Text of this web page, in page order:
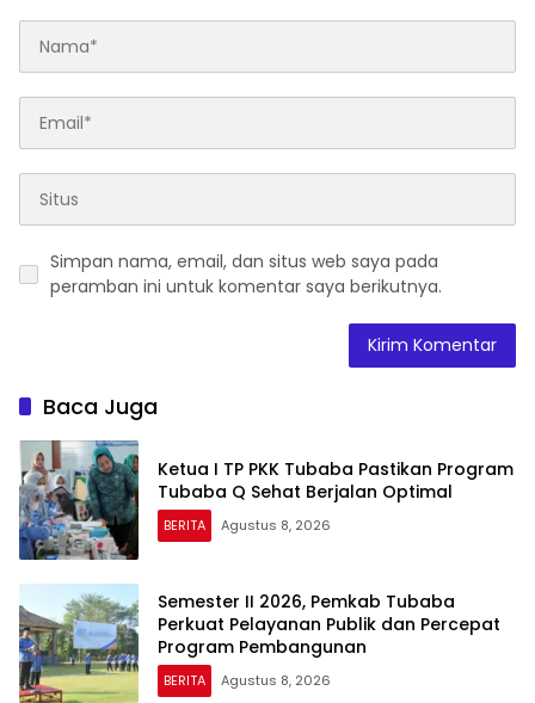
Simpan nama, email, dan situs web saya pada
peramban ini untuk komentar saya berikutnya.
Baca Juga
Ketua I TP PKK Tubaba Pastikan Program
Tubaba Q Sehat Berjalan Optimal
BERITA Agustus 8, 2026
Semester II 2026, Pemkab Tubaba
Perkuat Pelayanan Publik dan Percepat
Program Pembangunan
BERITA Agustus 8, 2026